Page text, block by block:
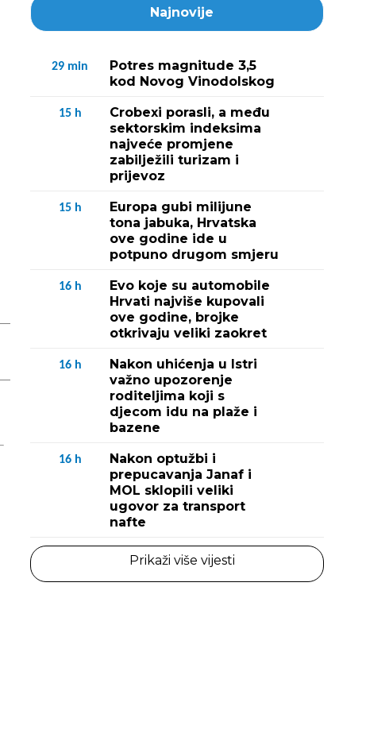
Najnovije
29 min
Potres magnitude 3,5
kod Novog Vinodolskog
15 h
Crobexi porasli, a među
sektorskim indeksima
najveće promjene
zabilježili turizam i
prijevoz
15 h
Europa gubi milijune
tona jabuka, Hrvatska
ove godine ide u
potpuno drugom smjeru
16 h
Evo koje su automobile
Hrvati najviše kupovali
ove godine, brojke
otkrivaju veliki zaokret
16 h
Nakon uhićenja u Istri
važno upozorenje
roditeljima koji s
djecom idu na plaže i
bazene
16 h
Nakon optužbi i
prepucavanja Janaf i
MOL sklopili veliki
ugovor za transport
nafte
Prikaži više vijesti